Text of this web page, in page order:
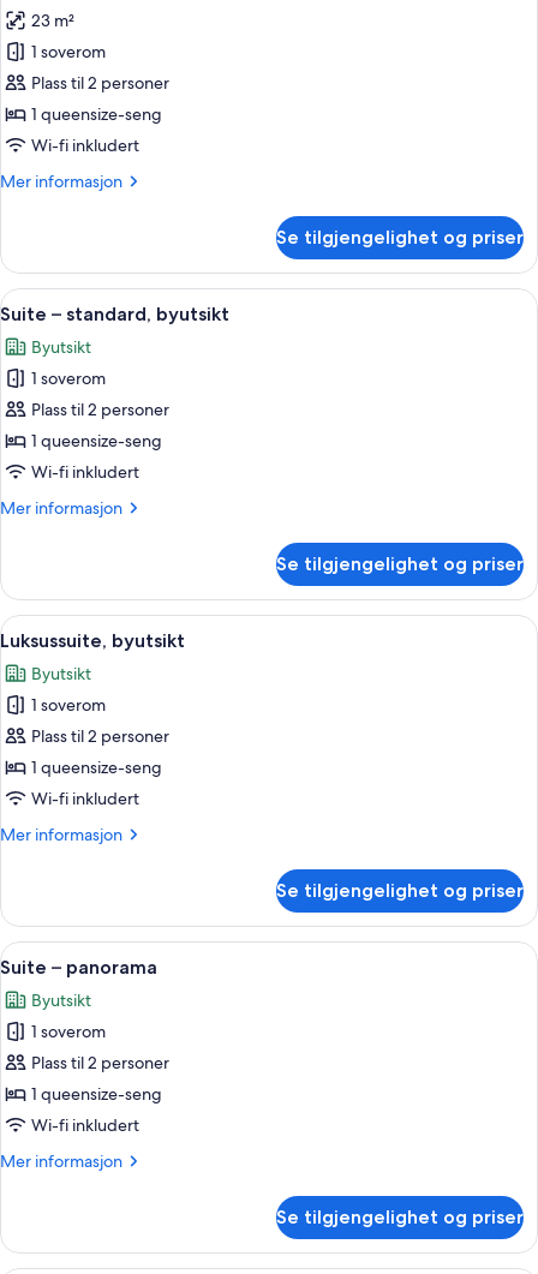
seng
bildene
av
Luksusrom
23 m²
1 soverom
Plass til 2 personer
1 queensize-seng
Wi-fi inkludert
Mer informasjon
Mer
Se tilgjengelighet og priser
Åpne
alle
bildene
av
Suite
–
standard,
Suite – standard, byutsikt | Wi-fi
6
Suite – standard, byutsikt
Byutsikt
1 soverom
Plass til 2 personer
1 queensize-seng
Wi-fi inkludert
Mer informasjon
Mer
–
standard,
byutsikt
Se tilgjengelighet og priser
Åpne
alle
bildene
av
Luksussuite,
byutsikt
Luksussuite, byutsikt | Wi-fi (inkludert)
7
Luksussuite, byutsikt
Byutsikt
1 soverom
Plass til 2 personer
1 queensize-seng
Wi-fi inkludert
Mer informasjon
Mer
byutsikt
Se tilgjengelighet og priser
Åpne
alle
bildene
av
Suite
–
panorama
Suite – panorama | Eget kjøkken |
5
Suite – panorama
Byutsikt
1 soverom
Plass til 2 personer
1 queensize-seng
Wi-fi inkludert
Mer informasjon
Mer
–
panorama
Se tilgjengelighet og priser